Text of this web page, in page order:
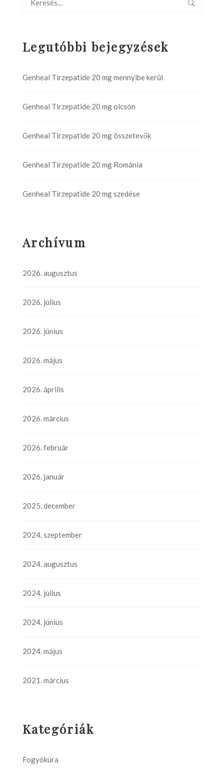
Legutóbbi bejegyzések
Genheal Tirzepatide 20 mg mennyibe kerül
Genheal Tirzepatide 20 mg olcsón
Genheal Tirzepatide 20 mg összetevők
Genheal Tirzepatide 20 mg Románia
Genheal Tirzepatide 20 mg szedése
Archívum
2026. augusztus
2026. július
2026. június
2026. május
2026. április
2026. március
2026. február
2026. január
2025. december
2024. szeptember
2024. augusztus
2024. július
2024. június
2024. május
2021. március
Kategóriák
Fogyókúra